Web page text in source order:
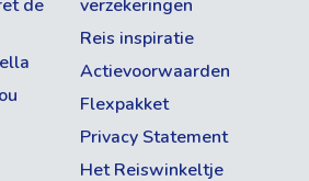
de
verzekeringen
Reis inspiratie
Actievoorwaarden
Flexpakket
Privacy Statement
Het Reiswinkeltje